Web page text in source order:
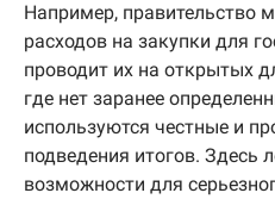
Например, правительство
расходов на закупки для
проводит их на открытых
где нет заранее
используются честные и
подведения итогов. Здесь
возможности для